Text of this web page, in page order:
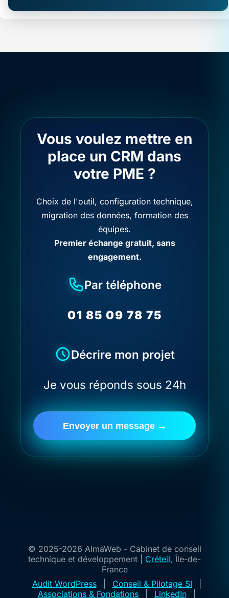
Vous voulez mettre en
place un CRM dans
votre PME ?
Choix de l'outil, configuration technique,
migration des données, formation des
équipes.
Premier échange gratuit, sans
engagement.
Par téléphone
01 85 09 78 75
Décrire mon projet
Je vous réponds sous 24h
Envoyer un message →
© 2025-2026 AlmaWeb - Cabinet de conseil
technique et développement | Créteil, Île-de-
France
Audit WordPress
Conseil & Pilotage SI
Associations & Fondations
LinkedIn